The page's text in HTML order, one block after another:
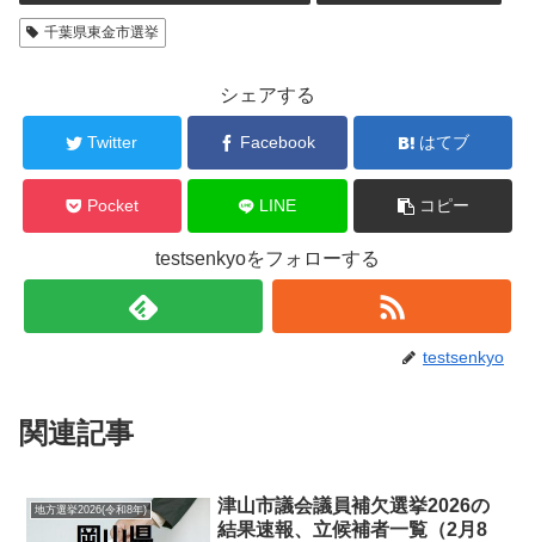
千葉県東金市選挙
シェアする
Twitter Facebook はてブ
Pocket LINE コピー
testsenkyoをフォローする
testsenkyo
関連記事
地方選挙2026(令和8年)
津山市議会議員補欠選挙2026の
結果速報、立候補者一覧（2月8